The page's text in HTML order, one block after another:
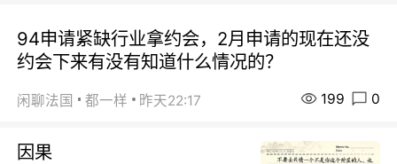
94申请紧缺行业拿约会，2月申请的现在还没
约会下来有没有知道什么情况的？
闲聊法国 都一样 昨天22:17 199 0
因果